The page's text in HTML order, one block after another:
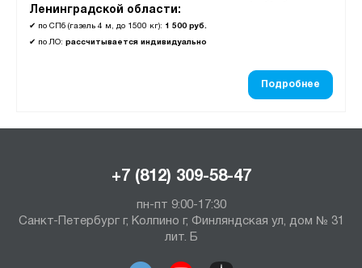
Ленинградской области:
✔ по СПб (газель 4 м, до 1500 кг): 1 500 руб.
✔ по ЛО: рассчитывается индивидуально
Подробнее
+7 (812) 309-58-47
пн-пт 9:00-17:30
Санкт-Петербург г, Колпино г, Финляндская ул, дом № 31
лит. Б